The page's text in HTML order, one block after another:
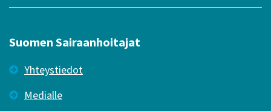
Suomen Sairaanhoitajat
Yhteystiedot
Medialle